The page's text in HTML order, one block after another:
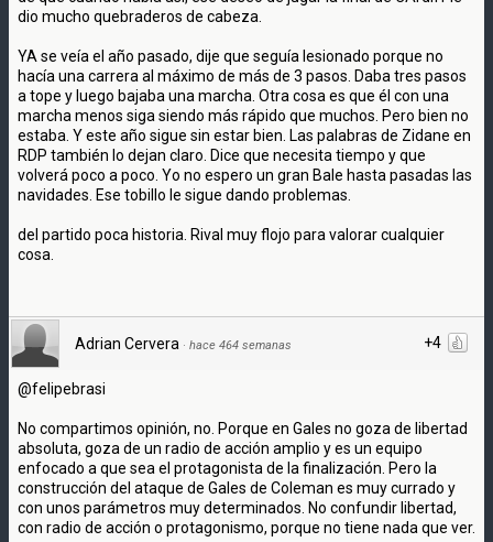
dio mucho quebraderos de cabeza.
YA se veía el año pasado, dije que seguía lesionado porque no
hacía una carrera al máximo de más de 3 pasos. Daba tres pasos
a tope y luego bajaba una marcha. Otra cosa es que él con una
marcha menos siga siendo más rápido que muchos. Pero bien no
estaba. Y este año sigue sin estar bien. Las palabras de Zidane en
RDP también lo dejan claro. Dice que necesita tiempo y que
volverá poco a poco. Yo no espero un gran Bale hasta pasadas las
navidades. Ese tobillo le sigue dando problemas.
del partido poca historia. Rival muy flojo para valorar cualquier
cosa.
+4
Adrian Cervera · hace 464 semanas
@felipebrasi
No compartimos opinión, no. Porque en Gales no goza de libertad
absoluta, goza de un radio de acción amplio y es un equipo
enfocado a que sea el protagonista de la finalización. Pero la
construcción del ataque de Gales de Coleman es muy currado y
con unos parámetros muy determinados. No confundir libertad,
con radio de acción o protagonismo, porque no tiene nada que ver.